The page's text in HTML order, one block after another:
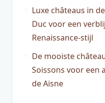
Luxe châteaus in
Duc voor een
Renaissance-stijl
De mooiste
Soissons voor een
de Aisne